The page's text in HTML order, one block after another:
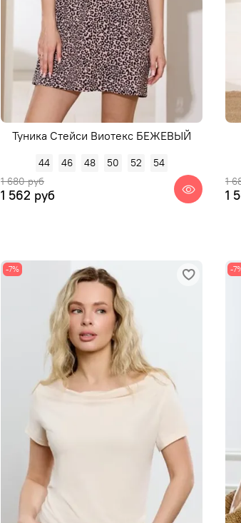
Туника Стейси Виотекс БЕЖЕВЫЙ
44 46 48 50 52
54
1 680 руб
1 562 руб
1
1
-7% -